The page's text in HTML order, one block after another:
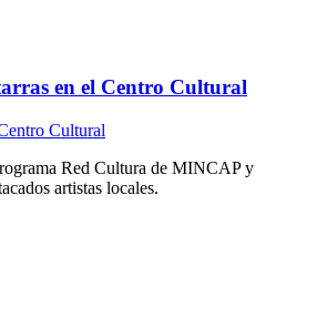
en el Centro Cultural
Red Cultura de MINCAP y
artistas locales.